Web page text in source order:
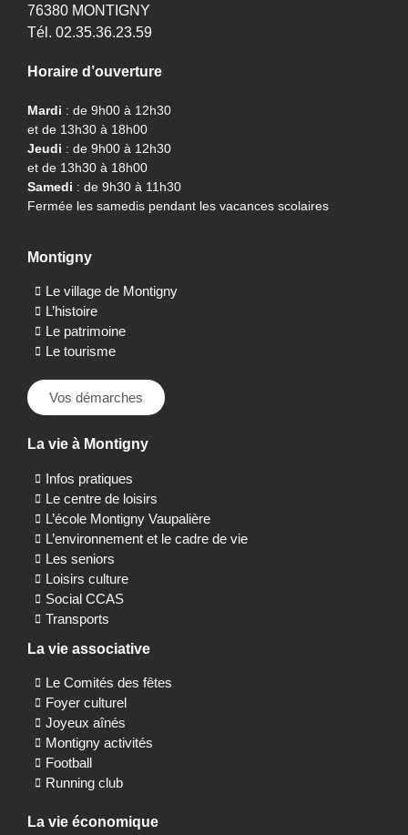
76380 MONTIGNY
Tél. 02.35.36.23.59
Horaire d’ouverture
Mardi : de 9h00 à 12h30
et de 13h30 à 18h00
Jeudi : de 9h00 à 12h30
et de 13h30 à 18h00
Samedi : de 9h30 à 11h30
Fermée les samedis pendant les vacances scolaires
Montigny
Le village de Montigny
L’histoire
Le patrimoine
Le tourisme
Vos démarches
La vie à Montigny
Infos pratiques
Le centre de loisirs
L’école Montigny Vaupalière
L’environnement et le cadre de vie
Les seniors
Loisirs culture
Social CCAS
Transports
La vie associative
Le Comités des fêtes
Foyer culturel
Joyeux aînés
Montigny activités
Football
Running club
La vie économique